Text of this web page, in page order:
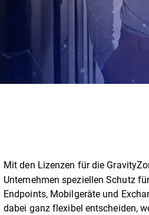
Mit den Lizenzen für die
Unternehmen speziellen Schutz
Endpoints, Mobilgeräte und
dabei ganz flexibel entscheiden,